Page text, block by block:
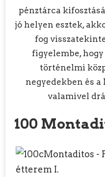
pénztárca
jó helyen esztek,
fog
figyelembe,
történelmi
negyedekben és
valamivel
100